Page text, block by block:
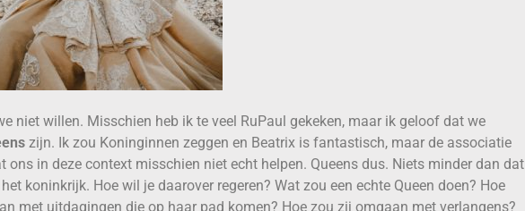
niet willen. Misschien heb ik te veel RuPaul gekeken, maar ik geloof dat we
zijn. Ik zou Koninginnen zeggen en Beatrix is fantastisch, maar de associatie
ons in deze context misschien niet echt helpen. Queens dus. Niets minder dan dat
koninkrijk. Hoe wil je daarover regeren? Wat zou een echte Queen doen? Hoe
met uitdagingen die op haar pad komen? Hoe zou zij omgaan met verlangens?